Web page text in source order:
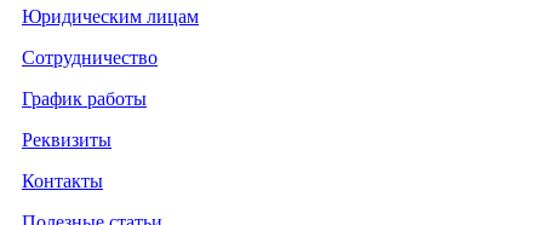
Юридическим лицам
Сотрудничество
График работы
Реквизиты
Контакты